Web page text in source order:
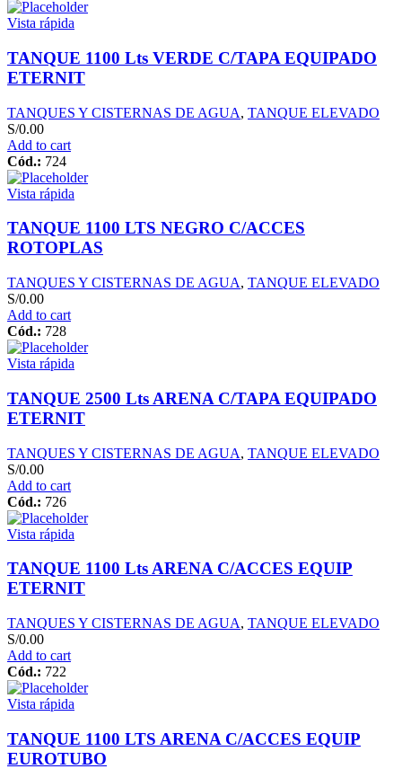
Vista rápida
TANQUE 1100 Lts VERDE C/TAPA EQUIPADO
ETERNIT
TANQUES Y CISTERNAS DE AGUA, TANQUE ELEVADO
S/0.00
Add to cart
Cód.: 724
Vista rápida
TANQUE 1100 LTS NEGRO C/ACCES
ROTOPLAS
TANQUES Y CISTERNAS DE AGUA, TANQUE ELEVADO
S/0.00
Add to cart
Cód.: 728
Vista rápida
TANQUE 2500 Lts ARENA C/TAPA EQUIPADO
ETERNIT
TANQUES Y CISTERNAS DE AGUA, TANQUE ELEVADO
S/0.00
Add to cart
Cód.: 726
Vista rápida
TANQUE 1100 Lts ARENA C/ACCES EQUIP
ETERNIT
TANQUES Y CISTERNAS DE AGUA, TANQUE ELEVADO
S/0.00
Add to cart
Cód.: 722
Vista rápida
TANQUE 1100 LTS ARENA C/ACCES EQUIP
EUROTUBO